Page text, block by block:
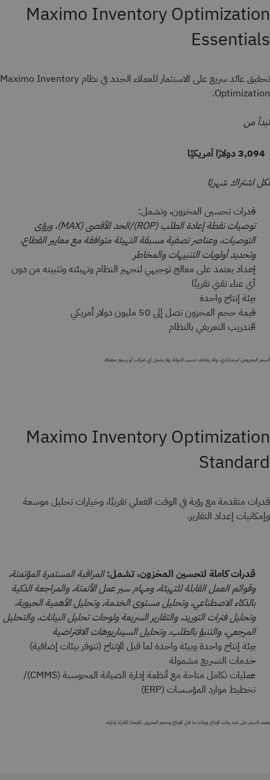
Maximo Inventory Optimization
Essentials
تحقيق عائد سريع على الاستثمار للعملاء الجدد في نظام Maximo Inventory
Optimization.
تبدأ من
لكل اشتراك شهريًا
قدرات تحسين المخزون، وتشمل:
توصيات نقطة إعادة الطلب (ROP)/الحد الأقصى (MAX)، ورؤى
التوصيات، وعناصر تصفية مسبقة التهيئة متوافقة مع معايير القطاع،
وتحديد أولويات التنبيهات والمخاطر
إعداد يعتمد على معالج توجيهي لتجهيز النظام وتهيئته وتثبيته من دون
أي عناء تقني تقريبًا
بيئة إنتاج واحدة
قيمة حجم المخزون تصل إلى 50 مليون دولار أمريكي
التدريب التعريفي بالنظام
السعر المعروض استرشادي، وقد يختلف حسب الدولة، ولا يشمل أي ضرائب أو رسوم مطبقة.
Maximo Inventory Optimization
Standard
قدرات متقدمة مع رؤية في الوقت الفعلي تقريبًا، وخيارات تحليل موسعة
وإمكانيات إعداد التقارير.
قدرات كاملة لتحسين المخزون، تشمل: المراقبة المستمرة المؤتمتة،
وقوائم العمل القابلة للتهيئة، ومهام سير عمل الأتمتة، والمراجعة الذكية
بالذكاء الاصطناعي، وتحليل مستوى الخدمة، وتحليل الأهمية الحيوية،
وتحليل فترات التوريد، والتقارير السريعة ولوحات تحليل البيانات، والتحليل
المرجعي، والتنبؤ بالطلب، وتحليل السيناريوهات الافتراضية
بيئة إنتاج واحدة وبيئة واحدة لما قبل الإنتاج (تتوفر بيئات إضافية)
خدمات التسريع مشمولة
عمليات تكامل متاحة مع أنظمة إدارة الصيانة المحوسبة (CMMS)/
تخطيط موارد المؤسسات (ERP)
يعتمد السعر على عدد بيئات الإنتاج وبيئات ما قبل الإنتاج وحجم المخزون (قيمته) المُراد إدارته.